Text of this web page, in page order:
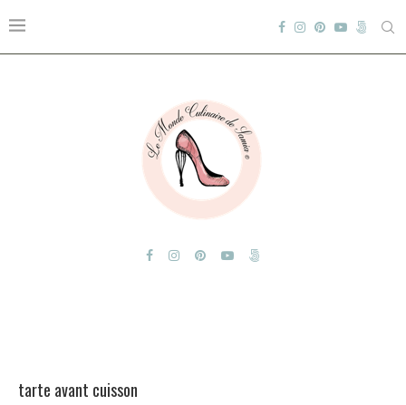
tarte avant cuisson